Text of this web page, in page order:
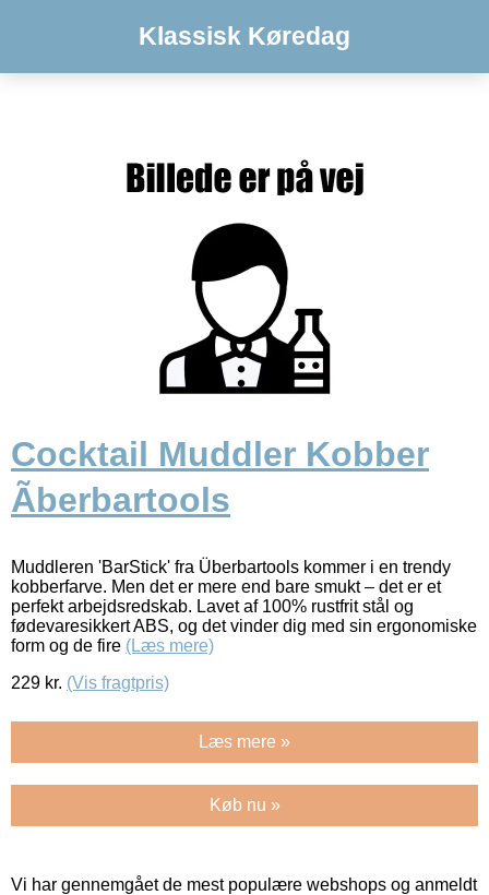
Klassisk Køredag
Cocktail Muddler Kobber
Ãberbartools
Muddleren 'BarStick' fra Überbartools kommer i en trendy
kobberfarve. Men det er mere end bare smukt – det er et
perfekt arbejdsredskab. Lavet af 100% rustfrit stål og
fødevaresikkert ABS, og det vinder dig med sin ergonomiske
form og de fire (Læs mere)
229 kr. (Vis fragtpris)
Læs mere »
Køb nu »
Vi har gennemgået de mest populære webshops og anmeldt